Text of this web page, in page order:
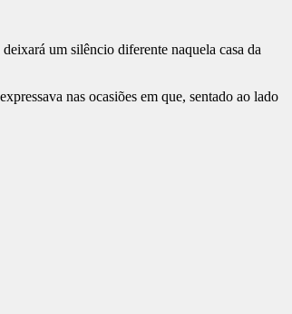
um silêncio diferente naquela casa da
nas ocasiões em que, sentado ao lado